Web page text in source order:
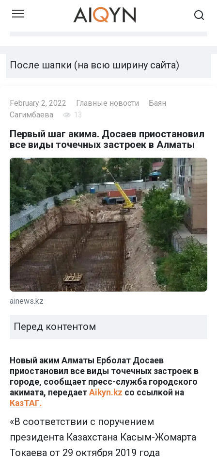
Skip
После шапки (на всю ширину сайта)
February 2, 2022 Главные новости
Баян
Сагимбаева
13
Первый шаг акима. Досаев приостановил
все виды точечных застроек в Алматы
ainews.kz
Перед контентом
Новый аким Алматы Ерболат Досаев
приостановил все виды точечных застроек в
городе, сообщает пресс-служба городского
акимата, передает Aikyn.kz со ссылкой на
КазТАГ.
«В соответствии с поручением
президента Казахстана Касым-Жомарта
Токаева от 29 октября 2019 года